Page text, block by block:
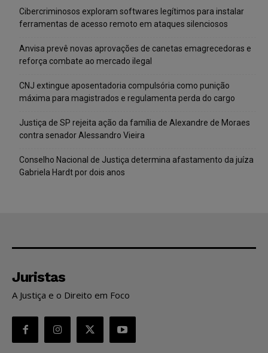
Cibercriminosos exploram softwares legítimos para instalar
ferramentas de acesso remoto em ataques silenciosos
Anvisa prevê novas aprovações de canetas emagrecedoras e
reforça combate ao mercado ilegal
CNJ extingue aposentadoria compulsória como punição
máxima para magistrados e regulamenta perda do cargo
Justiça de SP rejeita ação da família de Alexandre de Moraes
contra senador Alessandro Vieira
Conselho Nacional de Justiça determina afastamento da juíza
Gabriela Hardt por dois anos
Juristas
A Justiça e o Direito em Foco